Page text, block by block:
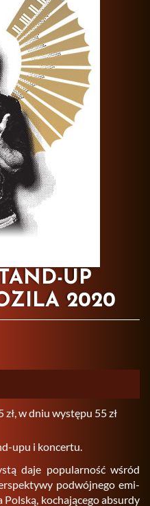
UP
2020
zł, w dniu występu 55 zł
upu i kon­cer­tu.
daje po­pu­lar­ność wśród
po­dwój­ne­go emi­
Pol­ską, ko­cha­ją­ce­go ab­sur­dy